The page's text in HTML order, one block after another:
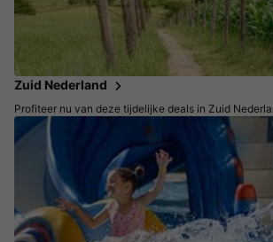
Zuid Nederland
Profiteer nu van deze tijdelijke deals in Zuid